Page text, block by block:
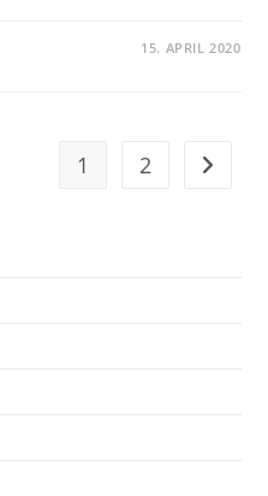
15. APRIL 2020
1 2